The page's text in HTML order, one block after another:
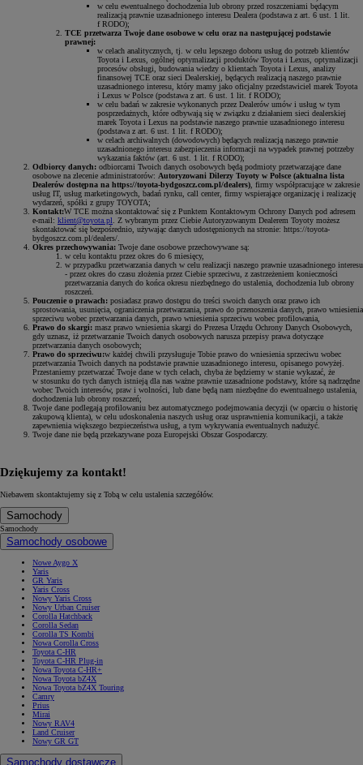
w celu ewentualnego dochodzenia lub obrony przed roszczeniami będącym
realizacją prawnie uzasadnionego interesu Dealera (podstawa z art. 6 ust. 1 lit.
f RODO);
TCE przetwarza Twoje dane osobowe w celu oraz na następującej podstawie
prawnej:
w celach analitycznych, tj. w celu lepszego doboru usług do potrzeb klientów
Toyota i Lexus, ogólnej optymalizacji produktów Toyota i Lexus, optymalizacji
procesów obsługi, budowania wiedzy o klientach Toyota i Lexus, analizy
finansowej TCE oraz sieci Dealerskiej, będących realizacją naszego prawnie
uzasadnionego interesu, który mamy jako oficjalny przedstawiciel marek Toyota
i Lexus w Polsce (podstawa z art. 6 ust. 1 lit. f RODO);
w celu badań w zakresie wykonanych przez Dealerów umów i usług w tym
posprzedażnych, które odbywają się w związku z działaniem sieci dealerskiej
marek Toyota i Lexus na podstawie naszego prawnie uzasadnionego interesu
(podstawa z art. 6 ust. 1 lit. f RODO);
w celach archiwalnych (dowodowych) będących realizacją naszego prawnie
uzasadnionego interesu zabezpieczenia informacji na wypadek prawnej potrzeby
wykazania faktów (art. 6 ust. 1 lit. f RODO);
Odbiorcy danych: odbiorcami Twoich danych osobowych będą podmioty przetwarzające dane
osobowe na zlecenie administratorów: Autoryzowani Dilerzy Toyoty w Polsce (aktualna lista
Dealerów dostępna na https://toyota-bydgoszcz.com.pl/dealers) , firmy współpracujące w zakresie
usług IT, usług marketingowych, badań rynku, call center, firmy wspierające organizację i realizację
wydarzeń, spółki z grupy TOYOTA;
Kontakt:W TCE można skontaktować się z Punktem Kontaktowym Ochrony Danych pod adresem
e-mail: klient@toyota.pl . Z wybranym przez Ciebie Autoryzowanym Dealerem Toyoty możesz
skontaktować się bezpośrednio, używając danych udostępnionych na stronie: https://toyota-
bydgoszcz.com.pl/dealers/.
Okres przechowywania: Twoje dane osobowe przechowywane są:
w celu kontaktu przez okres do 6 miesięcy,
w przypadku przetwarzania danych w celu realizacji naszego prawnie uzasadnionego interesu
- przez okres do czasu złożenia przez Ciebie sprzeciwu, z zastrzeżeniem konieczności
przetwarzania danych do końca okresu niezbędnego do ustalenia, dochodzenia lub obrony
roszczeń.
Pouczenie o prawach: posiadasz prawo dostępu do treści swoich danych oraz prawo ich
sprostowania, usunięcia, ograniczenia przetwarzania, prawo do przenoszenia danych, prawo wniesienia
sprzeciwu wobec przetwarzania danych, prawo wniesienia sprzeciwu wobec profilowania,
Prawo do skargi: masz prawo wniesienia skargi do Prezesa Urzędu Ochrony Danych Osobowych,
gdy uznasz, iż przetwarzanie Twoich danych osobowych narusza przepisy prawa dotyczące
przetwarzania danych osobowych;
Prawo do sprzeciwu:w każdej chwili przysługuje Tobie prawo do wniesienia sprzeciwu wobec
przetwarzania Twoich danych na podstawie prawnie uzasadnionego interesu, opisanego powyżej.
Przestaniemy przetwarzać Twoje dane w tych celach, chyba że będziemy w stanie wykazać, że
w stosunku do tych danych istnieją dla nas ważne prawnie uzasadnione podstawy, które są nadrzędne
wobec Twoich interesów, praw i wolności, lub dane będą nam niezbędne do ewentualnego ustalenia,
dochodzenia lub obrony roszczeń;
Twoje dane podlegają profilowaniu bez automatycznego podejmowania decyzji (w oparciu o historię
zakupową klienta), w celu udoskonalenia naszych usług oraz usprawnienia komunikacji, a także
zapewnienia większego bezpieczeństwa usług, a tym wykrywania ewentualnych nadużyć.
Twoje dane nie będą przekazywane poza Europejski Obszar Gospodarczy.
Dziękujemy za kontakt!
Niebawem skontaktujemy się z Tobą w celu ustalenia szczegółów.
Samochody
Samochody
Samochody osobowe
Nowe Aygo X
Yaris
GR Yaris
Yaris Cross
Nowy Yaris Cross
Nowy Urban Cruiser
Corolla Hatchback
Corolla Sedan
Corolla TS Kombi
Nowa Corolla Cross
Toyota C-HR
Toyota C-HR Plug-in
Nowa Toyota C-HR+
Nowa Toyota bZ4X
Nowa Toyota bZ4X Touring
Camry
Prius
Mirai
Nowy RAV4
Land Cruiser
Nowy GR GT
Samochody dostawcze